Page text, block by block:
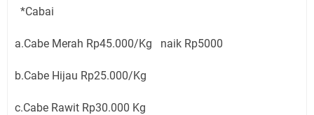
*Cabai
a.Cabe Merah Rp45.000/Kg naik Rp5000
b.Cabe Hijau Rp25.000/Kg
c.Cabe Rawit Rp30.000 Kg